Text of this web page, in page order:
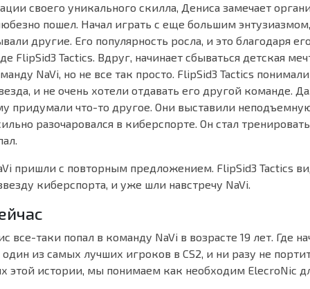
своего уникального скилла, Дениса замечает
пошел. Начал играть с еще большим
другие. Его популярность росла, и это благодаря
FlipSid3 Tactics. Вдруг, начинает сбываться детская
NaVi, но не все так просто. FlipSid3 Tactics
и не очень хотели отдавать его другой команде.
придумали что-то другое. Они выставили
разочаровался в киберспорте. Он стал
пришли с повторным предложением. FlipSid3 Tactics
киберспорта, и уже шли навстречу NaVi.
все-таки попал в команду NaVi в возрасте 19 лет. Где
один из самых лучших игроков в CS2, и ни разу не
этой истории, мы понимаем как необходим ElecroNic